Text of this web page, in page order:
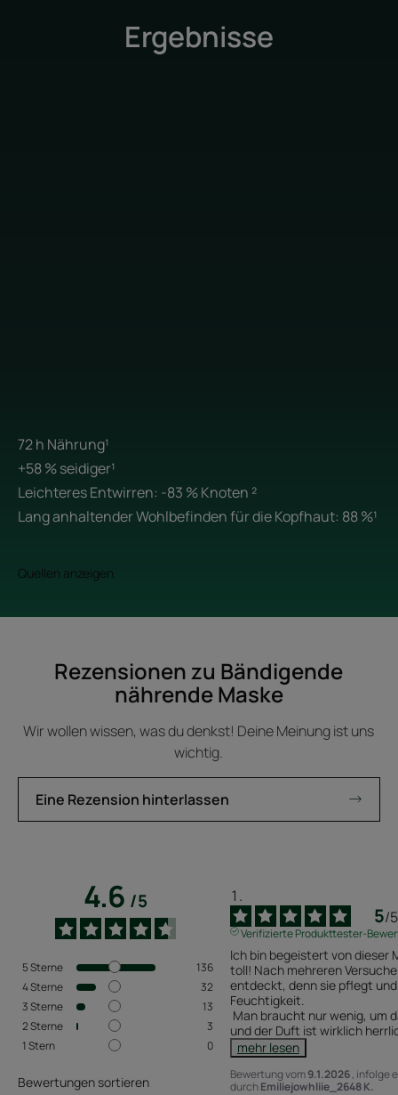
Ergebnisse
72 h Nährung¹
+58 % seidiger¹
Leichteres Entwirren: -83 % Knoten ²
Lang anhaltender Wohlbefinden für die Kopfhaut: 88 %¹
Quellen anzeigen
Rezensionen zu Bändigende
nährende Maske
Wir wollen wissen, was du denkst! Deine Meinung ist uns
wichtig.
Eine Rezension hinterlassen
4.6/5
5Sterne
136
4Sterne
32
3Sterne
13
2Sterne
3
1Stern 0
Bewertungen sortieren
5/5
Verifizierte Produkttester-
Ich bin begeistert von dieser
toll! Nach mehreren
entdeckt, denn sie pflegt
Feuchtigkeit.
und der Duft ist wirklich
mehr lesen
Bewertung vom9.1.2026, infolge
durchEmiliejowhliie_2648 K.